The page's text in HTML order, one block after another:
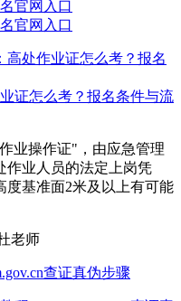
证怎么考？报名条件与流
业操作证"，由应急管理
作业人员的法定上岗凭
度基准面2米及以上有可能
老师
查证真伪步骤